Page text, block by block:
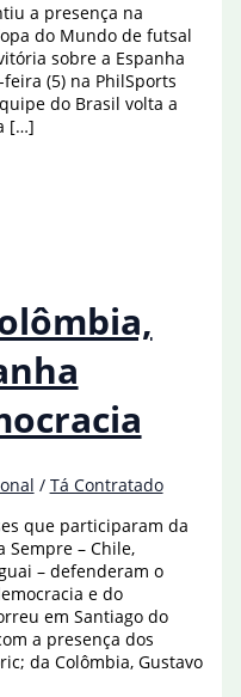
a presença na
do Mundo de futsal
sobre a Espanha
(5) na PhilSports
do Brasil volta a
[…]
/ Tá Contratado
que participaram da
Sempre – Chile,
– defenderam o
e do
em Santiago do
a presença dos
da Colômbia, Gustavo